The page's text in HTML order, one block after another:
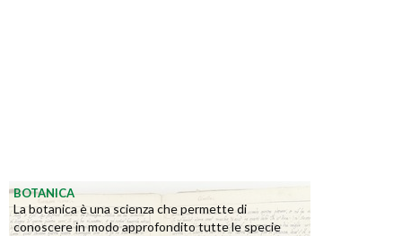
BOTANICA
La botanica è una scienza che permette di
conoscere in modo approfondito tutte le specie